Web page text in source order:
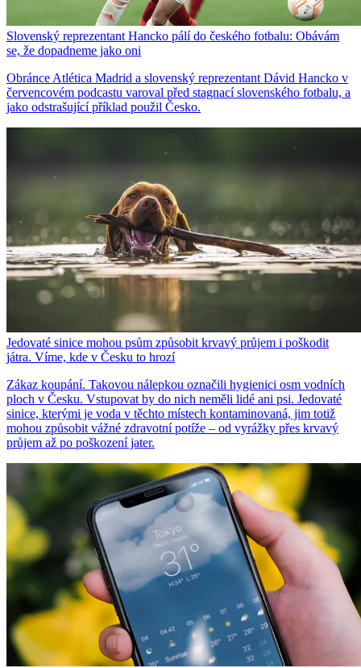
Slovenský reprezentant Hancko pálí do českého fotbalu: Obávám
se, že dopadneme jako oni
Obránce Atlética Madrid a slovenský reprezentant Dávid Hancko v
červencovém podcastu varoval před stagnací slovenského fotbalu, a
jako odstrašující příklad použil Česko.
Jedovaté sinice mohou psům způsobit krvavý průjem i poškodit
játra. Víme, kde v Česku to hrozí
Zákaz koupání. Takovou nálepkou označili hygienici osm vodních
ploch v Česku. Vstupovat by do nich neměli lidé ani psi. Jedovaté
sinice, kterými je voda v těchto místech kontaminovaná, jim totiž
mohou způsobit vážné zdravotní potíže – od vyrážky přes krvavý
průjem až po poškození jater.